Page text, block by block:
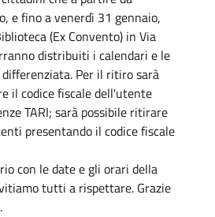
e fino a venerdì 31 gennaio,
(Ex Convento) in Via
distribuiti i calendari e le
Per il ritiro sarà
il codice fiscale dell'utente
TARI; sarà possibile ritirare
presentando il codice fiscale
con le date e gli orari della
tutti a rispettare. Grazie